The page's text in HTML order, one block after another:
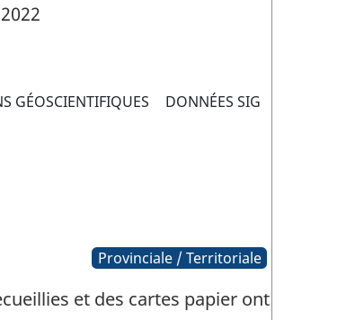
GÉOSCIENTIFIQUES
DONNÉES SIG
Provinciale / Territoriale
et des cartes papier ont